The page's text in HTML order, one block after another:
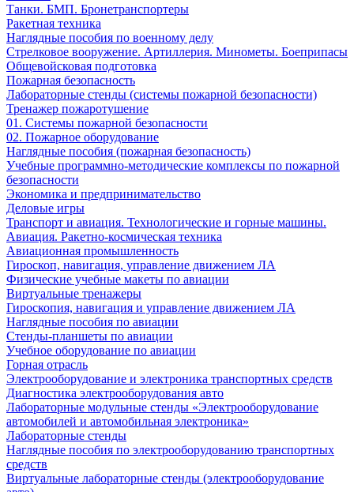
Танки. БМП. Бронетранспортеры
Ракетная техника
Наглядные пособия по военному делу
Стрелковое вооружение. Артиллерия. Минометы. Боеприпасы
Общевойсковая подготовка
Пожарная безопасность
Лабораторные стенды (системы пожарной безопасности)
Тренажер пожаротушение
01. Системы пожарной безопасности
02. Пожарное оборудование
Наглядные пособия (пожарная безопасность)
Учебные программно-методические комплексы по пожарной
безопасности
Экономика и предпринимательство
Деловые игры
Транспорт и авиация. Технологические и горные машины.
Авиация. Ракетно-космическая техника
Авиационная промышленность
Гироскоп, навигация, управление движением ЛА
Физические учебные макеты по авиации
Виртуальные тренажеры
Гироскопия, навигация и управление движением ЛА
Наглядные пособия по авиации
Стенды-планшеты по авиации
Учебное оборудование по авиации
Горная отрасль
Электрооборудование и электроника транспортных средств
Диагностика электрооборудования авто
Лабораторные модульные стенды «Электрооборудование
автомобилей и автомобильная электроника»
Лабораторные стенды
Наглядные пособия по электрооборудованию транспортных
средств
Виртуальные лабораторные стенды (электрооборудование